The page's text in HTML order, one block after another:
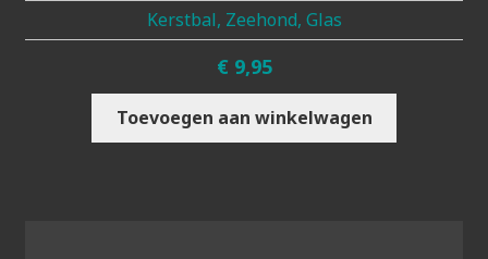
Kerstbal, Zeehond, Glas
€ 9,95
Toevoegen aan winkelwagen